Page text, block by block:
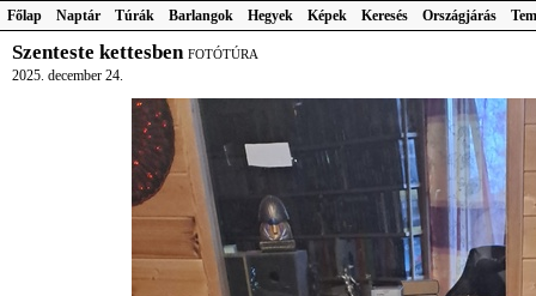
Főlap Naptár Túrák Barlangok Hegyek Képek Keresés Országjárás
Szenteste kettesben FOTÓTÚRA
2025. december 24.